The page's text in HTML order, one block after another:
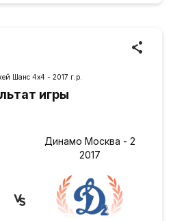
Шанс 4х4 - 2017 г.р.
игры
Динамо Москва - 2
2017